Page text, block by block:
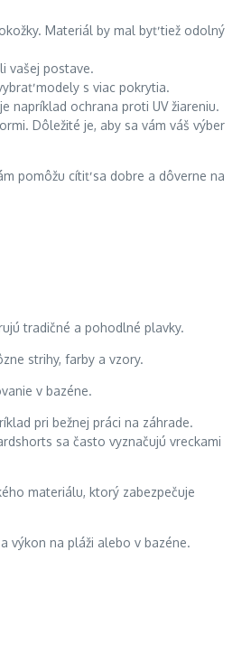
Materiál by mal byť tiež odolný
vašej postave.
modely s viac pokrytia.
napríklad ochrana proti UV žiareniu.
Dôležité je, aby sa vám váš výber
pomôžu cítiť sa dobre a dôverne na
tradičné a pohodlné plavky.
strihy, farby a vzory.
v bazéne.
pri bežnej práci na záhrade.
sa často vyznačujú vreckami
materiálu, ktorý zabezpečuje
výkon na pláži alebo v bazéne.